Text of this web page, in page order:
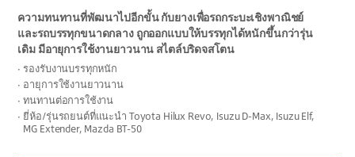
ความทนทานที่พัฒนาไปอีกขั้น กับยางเพื่อรถกระบะเชิงพาณิชย์
และรถบรรทุกขนาดกลาง ถูกออกแบบให้บรรทุกได้หนักขึ้นกว่ารุ่น
เดิม มีอายุการใช้งานยาวนาน สไตล์บริดจสโตน
รองรับงานบรรทุกหนัก
อายุการใช้งานยาวนาน
ทนทานต่อการใช้งาน
ยี่ห้อ/รุ่นรถยนต์ที่แนะนำ Toyota Hilux Revo, Isuzu D-Max, Isuzu Elf,
MG Extender, Mazda BT-50